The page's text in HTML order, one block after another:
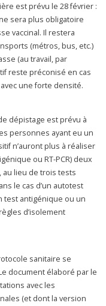
est prévu le 28 février :
sera plus obligatoire
vaccinal. Il restera
(métros, bus, etc.)
(au travail, par
reste préconisé en cas
une forte densité.
dépistage est prévu à
personnes ayant eu un
n’auront plus à réaliser
ou RT-PCR) deux
au lieu de trois tests
le cas d’un autotest
test antigénique ou un
d’isolement
sanitaire se
document élaboré par le
avec les
(et dont la version